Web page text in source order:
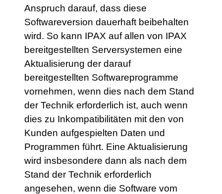
Anspruch darauf, dass diese
Softwareversion dauerhaft beibehalten
wird. So kann IPAX auf allen von IPAX
bereitgestellten Serversystemen eine
Aktualisierung der darauf
bereitgestellten Softwareprogramme
vornehmen, wenn dies nach dem Stand
der Technik erforderlich ist, auch wenn
dies zu Inkompatibilitäten mit den von
Kunden aufgespielten Daten und
Programmen führt. Eine Aktualisierung
wird insbesondere dann als nach dem
Stand der Technik erforderlich
angesehen, wenn die Software vom